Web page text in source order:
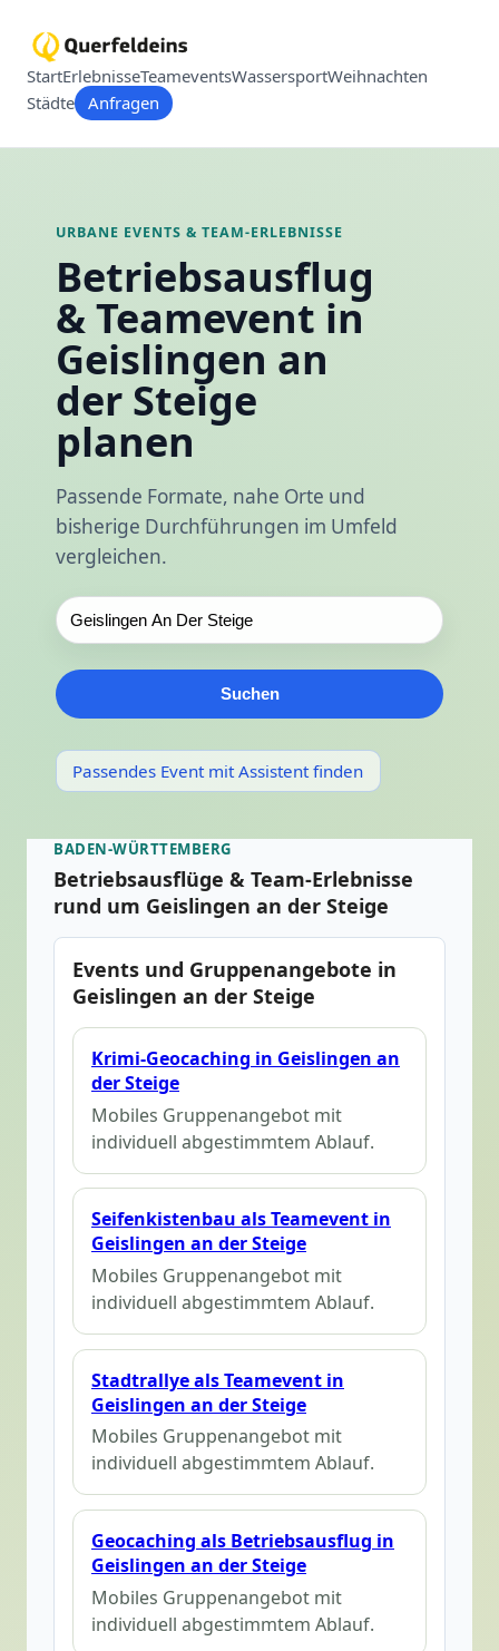
StartErlebnisseTeameventsWassersportWeihnachten
Städte Anfragen
URBANE EVENTS & TEAM-ERLEBNISSE
Betriebsausflug
& Teamevent in
Geislingen an
der Steige
planen
Passende Formate, nahe Orte und
bisherige Durchführungen im Umfeld
vergleichen.
Suchen
Passendes Event mit Assistent finden
BADEN-WÜRTTEMBERG
Betriebsausflüge & Team-Erlebnisse
rund um Geislingen an der Steige
Events und Gruppenangebote in
Geislingen an der Steige
Krimi-Geocaching in Geislingen an
der Steige
Mobiles Gruppenangebot mit
individuell abgestimmtem Ablauf.
Seifenkistenbau als Teamevent in
Geislingen an der Steige
Mobiles Gruppenangebot mit
individuell abgestimmtem Ablauf.
Stadtrallye als Teamevent in
Geislingen an der Steige
Mobiles Gruppenangebot mit
individuell abgestimmtem Ablauf.
Geocaching als Betriebsausflug in
Geislingen an der Steige
Mobiles Gruppenangebot mit
individuell abgestimmtem Ablauf.